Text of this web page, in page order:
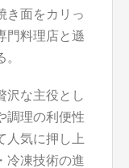
き面をカリっ
門料理店と遜
沢な主役とし
調理の利便性
人気に押し上
冷凍技術の進